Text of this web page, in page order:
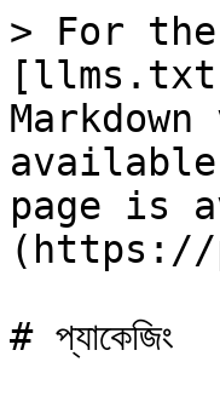
> For
page is
(https://
# প্যাকেজিং